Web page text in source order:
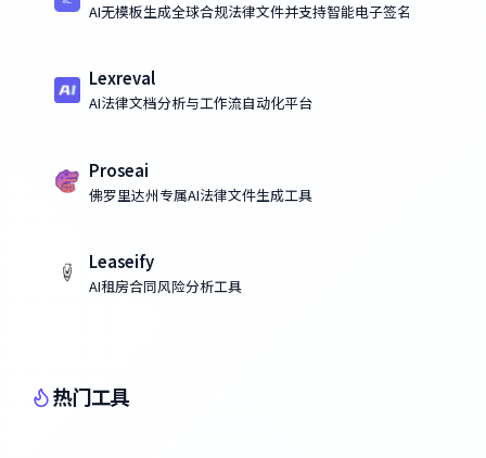
AI无模板生成全球合规法律文件并支持智能电子签名
Lexreval
AI法律文档分析与工作流自动化平台
Proseai
佛罗里达州专属AI法律文件生成工具
Leaseify
AI租房合同风险分析工具
热门工具